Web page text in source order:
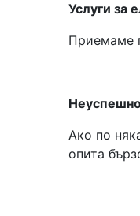
Услуги за
Приемаме
Ако по
опита